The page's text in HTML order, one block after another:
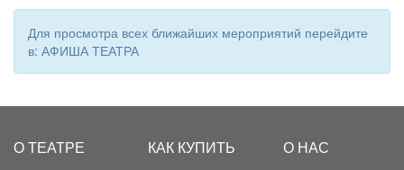
Для просмотра всех ближайших мероприятий перейдите
в: АФИША ТЕАТРА
О ТЕАТРЕ КАК КУПИТЬ О НАС